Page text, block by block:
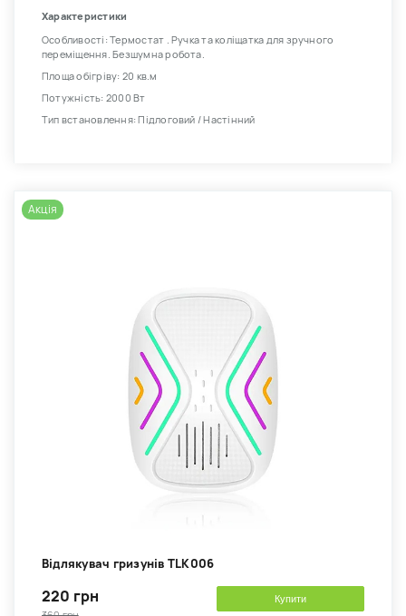
Характеристики
Особливості: Термостат . Ручка та коліщатка для зручного
переміщення. Безшумна робота.
Площа обігріву: 20 кв.м
Потужність: 2000 Вт
Тип встановлення: Підлоговий / Настінний
Акція
Відлякувач гризунів TLK006
220 грн Купити